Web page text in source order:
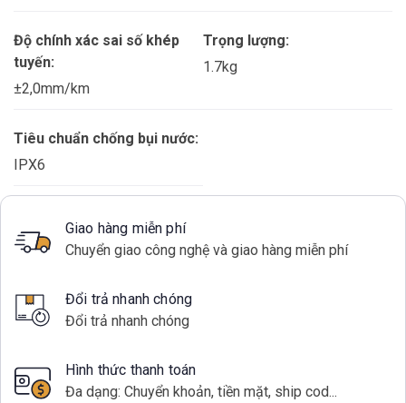
Độ chính xác sai số khép
tuyến:
±2,0mm/km
Trọng lượng:
1.7kg
Tiêu chuẩn chống bụi nước:
IPX6
Giao hàng miễn phí
Chuyển giao công nghệ và giao hàng miễn phí
Đổi trả nhanh chóng
Đổi trả nhanh chóng
Hình thức thanh toán
Đa dạng: Chuyển khoản, tiền mặt, ship cod...